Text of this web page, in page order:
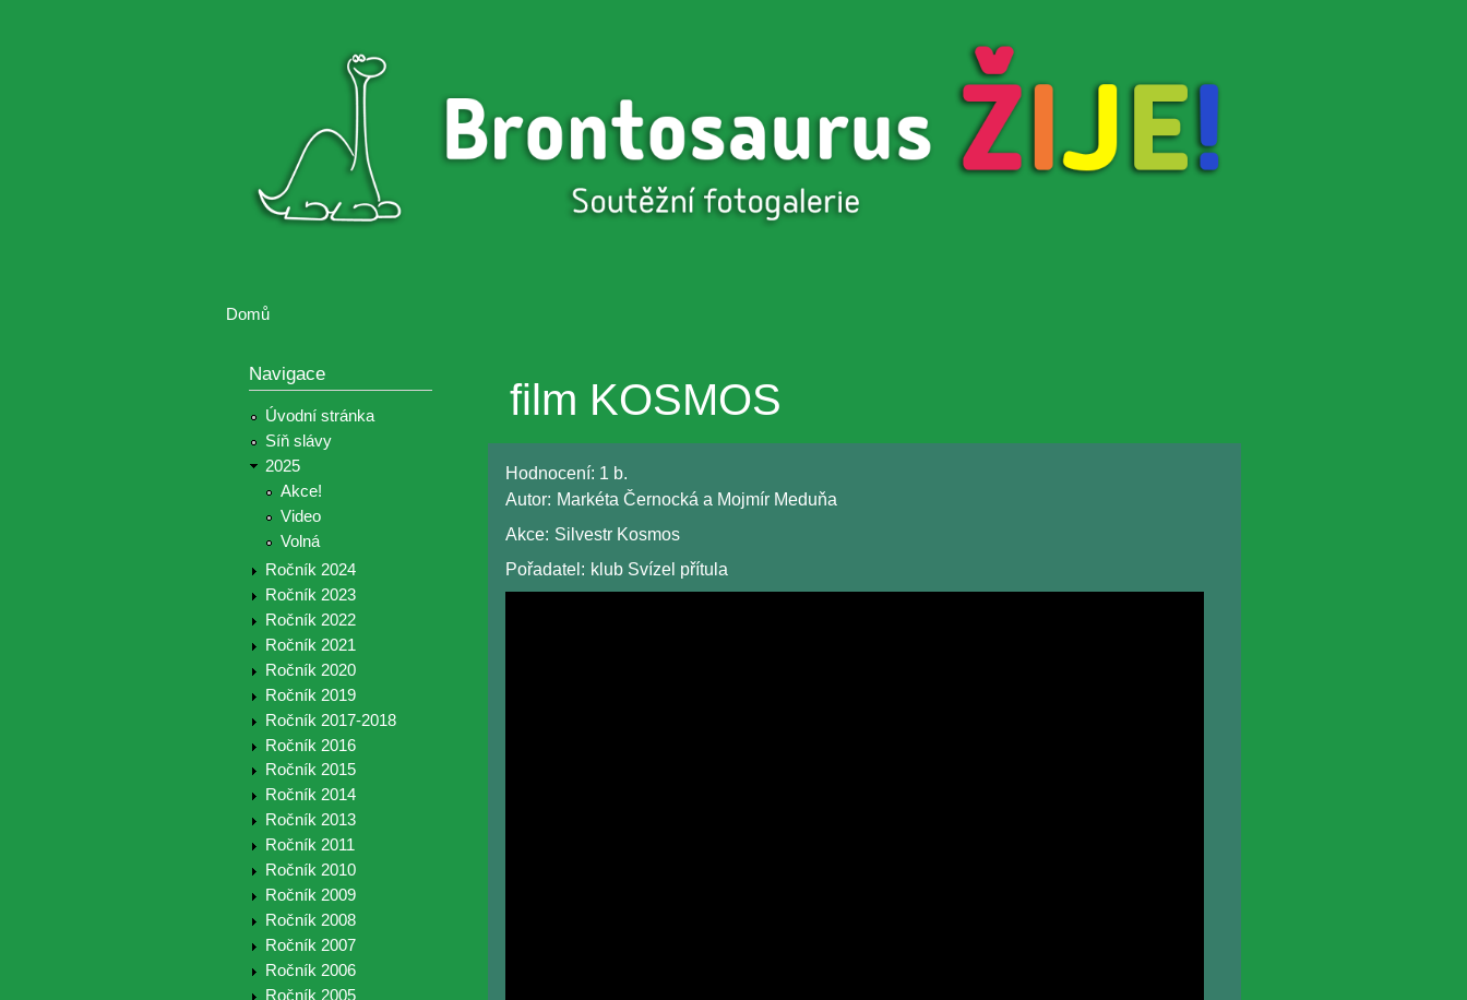
Brontosaurus
Brontosaurus
Domů
Navigace
Úvodní stránka
Síň slávy
2025
Akce!
Video
Volná
Ročník 2024
Ročník 2023
Ročník 2022
Ročník 2021
Ročník 2020
Ročník 2019
Ročník 2017-2018
Ročník 2016
Ročník 2015
Ročník 2014
Ročník 2013
Ročník 2011
Ročník 2010
Ročník 2009
Ročník 2008
Ročník 2007
Ročník 2006
Ročník 2005
film KOSMOS
Hodnocení: 1 b.
Autor: Markéta Černocká a Mojmír Meduňa
Akce: Silvestr Kosmos
Pořadatel: klub Svízel přítula